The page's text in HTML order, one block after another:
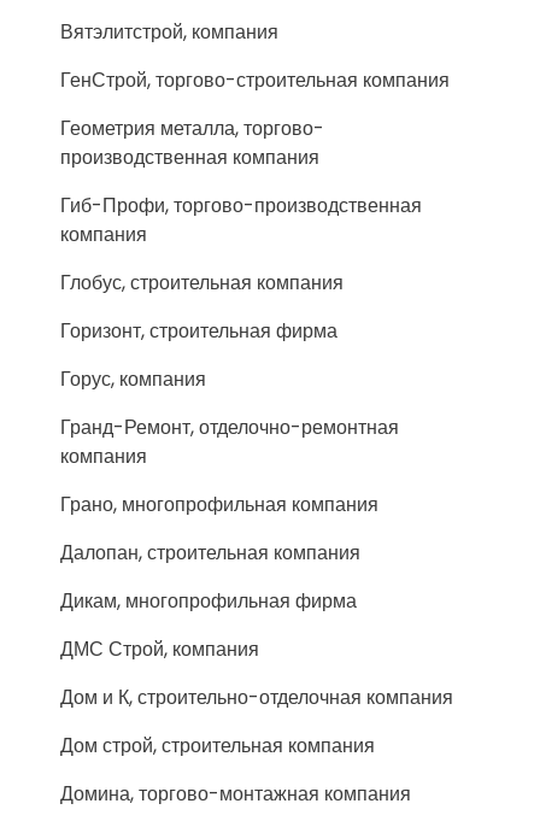
Вятэлитстрой, компания
ГенСтрой, торгово-строительная компания
Геометрия металла, торгово-
производственная компания
Гиб-Профи, торгово-производственная
компания
Глобус, строительная компания
Горизонт, строительная фирма
Горус, компания
Гранд-Ремонт, отделочно-ремонтная
компания
Грано, многопрофильная компания
Далопан, строительная компания
Дикам, многопрофильная фирма
ДМС Строй, компания
Дом и К, строительно-отделочная компания
Дом строй, строительная компания
Домина, торгово-монтажная компания